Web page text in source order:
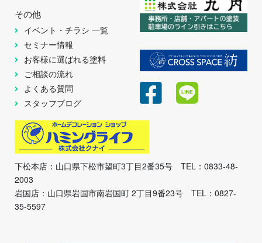
その他
イベント・チラシ 一覧
セミナー情報
お客様に選ばれる塗料
ご相談の流れ
よくある質問
スタッフブログ
下松本店：山口県下松市望町3丁目2番35号 TEL：0833-48-
2003
岩国店：山口県岩国市南岩国町 2丁目9番23号 TEL：0827-
35-5597